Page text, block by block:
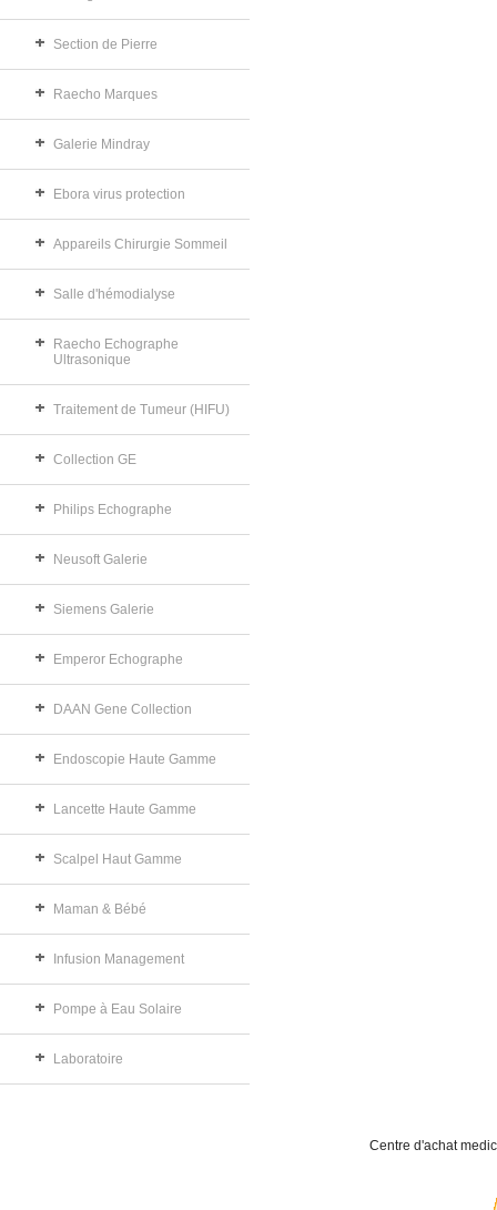
Section de Pierre
Raecho Marques
Galerie Mindray
Ebora virus protection
Appareils Chirurgie Sommeil
Salle d'hémodialyse
Raecho Echographe
Ultrasonique
Traitement de Tumeur (HIFU)
Collection GE
Philips Echographe
Neusoft Galerie
Siemens Galerie
Emperor Echographe
DAAN Gene Collection
Endoscopie Haute Gamme
Lancette Haute Gamme
Scalpel Haut Gamme
Maman & Bébé
Infusion Management
Pompe à Eau Solaire
Laboratoire
Centre d'achat